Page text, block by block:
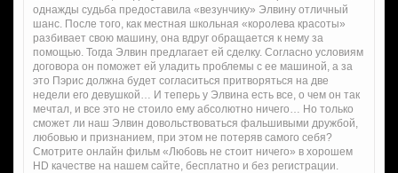
однажды судьба предоставила «везунчику» Элвину отличный
шанс. После того, как местная школьная «королева красоты»
разбивает свою машину, она вдруг обращается к нему за
помощью. Тогда Элвин предлагает ей сделку. Согласно условиям
договора он поможет ей уладить проблемы с ее машиной, а за
это Пэрис должна будет согласиться притворяться на две
недели его девушкой… И теперь у Элвина есть все, о чем он так
мечтал, и все это не стоило ему абсолютно ничего… Но только
сможет ли наш Элвин довольствоваться фальшивыми дружбой,
любовью и признанием, при этом не потеряв самого себя?
Смотрите онлайн фильм «Любовь не стоит ничего» в хорошем
HD качестве на нашем сайте, бесплатно и без регистрации.